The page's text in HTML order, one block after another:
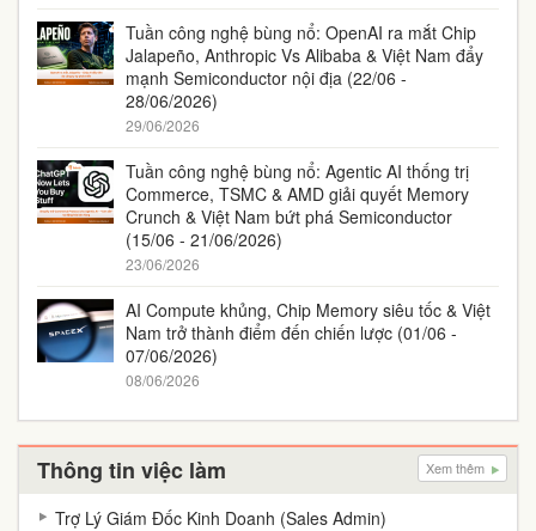
Tuần công nghệ bùng nổ: OpenAI ra mắt Chip
Jalapeño, Anthropic Vs Alibaba & Việt Nam đẩy
mạnh Semiconductor nội địa (22/06 -
28/06/2026)
29/06/2026
Tuần công nghệ bùng nổ: Agentic AI thống trị
Commerce, TSMC & AMD giải quyết Memory
Crunch & Việt Nam bứt phá Semiconductor
(15/06 - 21/06/2026)
23/06/2026
AI Compute khủng, Chip Memory siêu tốc & Việt
Nam trở thành điểm đến chiến lược (01/06 -
07/06/2026)
08/06/2026
Thông tin việc làm Xem thêm
Trợ Lý Giám Đốc Kinh Doanh (Sales Admin)